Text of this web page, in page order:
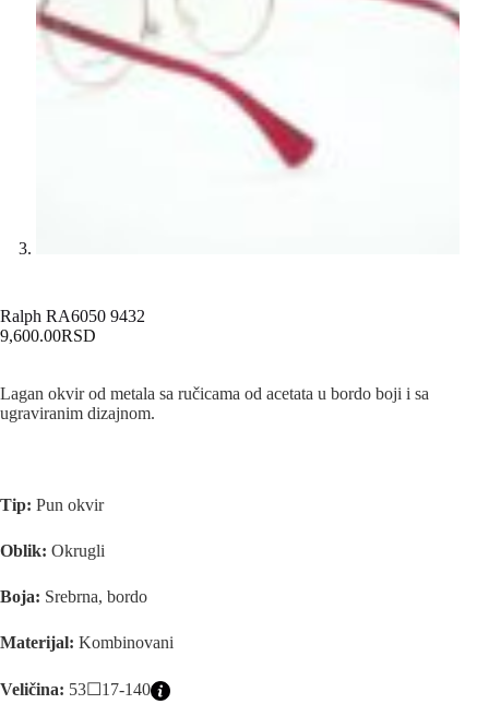
Ralph RA6050 9432
9,600.00RSD
Lagan okvir od metala sa ručicama od acetata u bordo boji i sa
ugraviranim dizajnom.
Tip: Pun okvir
Oblik: Okrugli
Boja: Srebrna, bordo
Materijal: Kombinovani
Veličina: 53☐17-140